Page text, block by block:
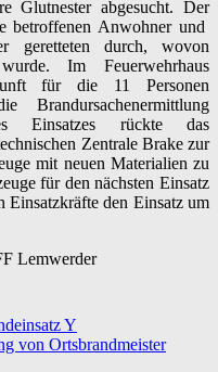
Glutnester abgesucht. Der
betroffenen Anwohner und
durch, wovon
Im Feuerwehrhaus
für die 11 Personen
Einsatzes rückte das
Zentrale Brake zur
mit neuen Materialien zu
für den nächsten Einsatz
Einsatzkräfte den Einsatz um
Lemwerder
Y
von Ortsbrandmeister